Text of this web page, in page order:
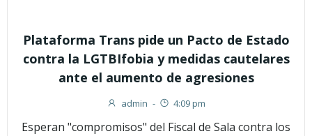
Plataforma Trans pide un Pacto de Estado
contra la LGTBIfobia y medidas cautelares
ante el aumento de agresiones
admin - 4:09 pm
Esperan "compromisos" del Fiscal de Sala contra los